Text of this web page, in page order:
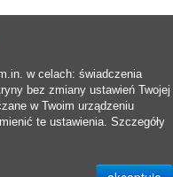
w celach: świadczenia
bez zmiany ustawień Twojej
w Twoim urządzeniu
te ustawienia. Szczegóły